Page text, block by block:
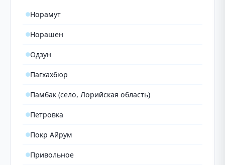
Норамут
Норашен
Одзун
Пагхахбюр
Памбак (село, Лорийская область)
Петровка
Покр Айрум
Привольное